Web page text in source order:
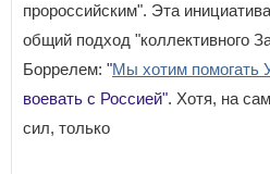
пророссийским". Эта
общий подход "коллективного
Боррелем: "Мы хотим помогать
воевать с Россией". Хотя, на
сил, только